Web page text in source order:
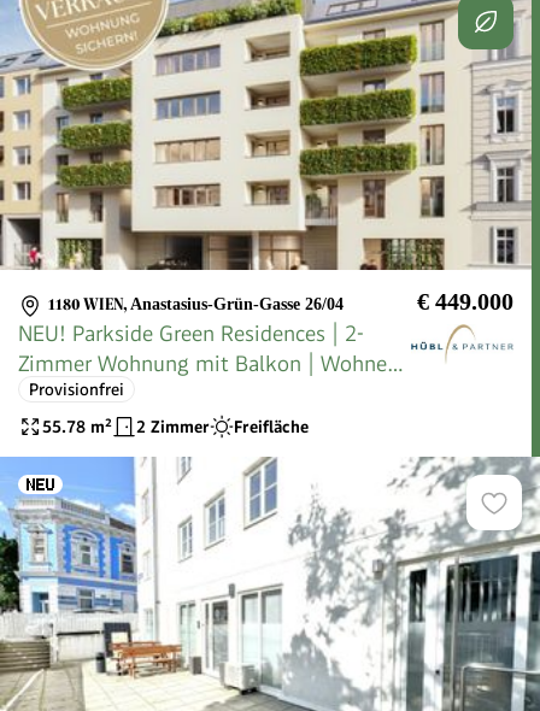
1180 WIEN, Anastasius-Grün-Gasse 26/04 € 449.000
NEU! Parkside Green Residences | 2-
Zimmer Wohnung mit Balkon | Wohnen
am Park
Provisionfrei
55.78 m² 2 Zimmer Freifläche